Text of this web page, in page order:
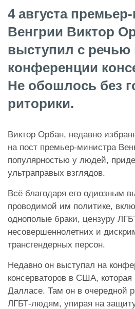
4 августа
Венгрии Виктор
выступил с речью
конференции
Не обошлось без
риторики.
Виктор Орбан, недавно
на пост премьер-министра
популярностью у людей,
ультраправых взглядов.
Всё благодаря его одиозным
проводимой им политике,
однополые браки, цензуру
несовершеннолетних и
трансгендерных персон.
Недавно он выступал на
консерваторов в США,
Далласе. Там он в очередной
ЛГБТ-людям, упирая на